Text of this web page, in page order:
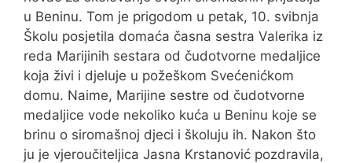
u Beninu. Tom je prigodom u petak, 10. svibnja
Školu posjetila domaća časna sestra Valerika iz
reda Marijinih sestara od čudotvorne medaljice
koja živi i djeluje u požeškom Svećenićkom
domu. Naime, Marijine sestre od čudotvorne
medaljice vode nekoliko kuća u Beninu koje se
brinu o siromašnoj djeci i školuju ih. Nakon što
ju je vjeroučiteljica Jasna Krstanović pozdravila,